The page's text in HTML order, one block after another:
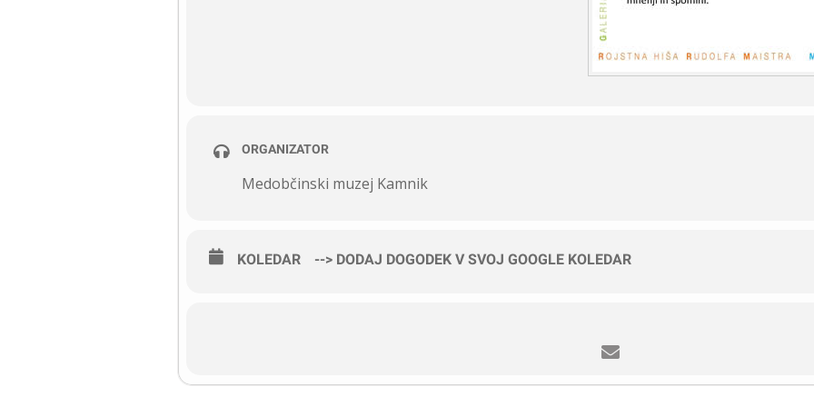
ORGANIZATOR
Medobčinski muzej Kamnik
KOLEDAR --> DODAJ DOGODEK V SVOJ GOOGLE KOLEDAR